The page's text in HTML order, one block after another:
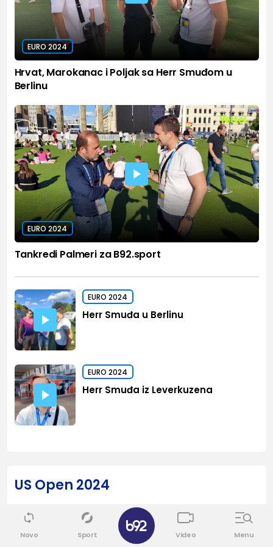
EURO 2024
Hrvat, Marokanac i Poljak sa Herr Smuđom u
Berlinu
EURO 2024
Tankredi Palmeri za B92.sport
EURO 2024
Herr Smuđa u Berlinu
EURO 2024
Herr Smuđa iz Leverkuzena
US Open 2024
Novo Sport Video Menu
✕